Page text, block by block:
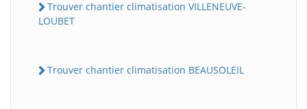
Trouver chantier climatisation VILLENEUVE-
LOUBET
Trouver chantier climatisation BEAUSOLEIL